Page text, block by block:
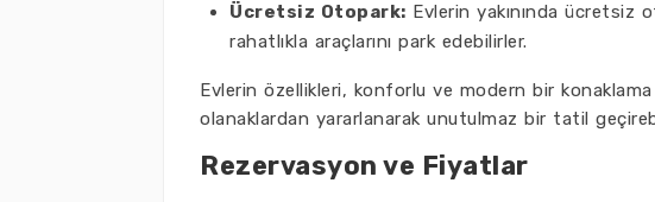
Ücretsiz Otopark: Evlerin yakınında ücretsiz
rahatlıkla araçlarını park edebilirler.
Evlerin özellikleri, konforlu ve modern bir
olanaklardan yararlanarak unutulmaz bir tatil
Rezervasyon ve Fiyatlar